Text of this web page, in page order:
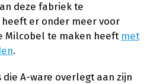
deze fabriek te
heeft er onder meer voor
Milcobel te maken heeft met
.
A-ware overlegt aan zijn